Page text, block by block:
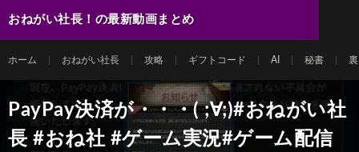
おねがい社長！の最新動画まとめ
ホーム おねがい社長 攻略 ギフトコード AI 秘書
PayPay決済が・・・( ;∀;)#おねがい社
長 #おね社 #ゲーム実況#ゲーム配信